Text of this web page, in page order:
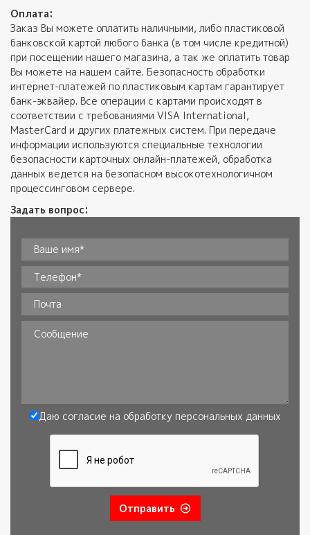
Оплата:
Заказ Вы можете оплатить наличными, либо пластиковой
банковской картой любого банка (в том числе кредитной)
при посещении нашего магазина, а так же оплатить товар
Вы можете на нашем сайте. Безопасность обработки
интернет-платежей по пластиковым картам гарантирует
банк-эквайер. Все операции с картами происходят в
соответствии с требованиями VISA International,
MasterCard и других платежных систем. При передаче
информации используются специальные технологии
безопасности карточных онлайн-платежей, обработка
данных ведется на безопасном высокотехнологичном
процессинговом сервере.
Задать вопрос:
Ваше имя**
Телефон*
Почта
Сообщение
Даю согласие на обработку персональных данных
Отправить